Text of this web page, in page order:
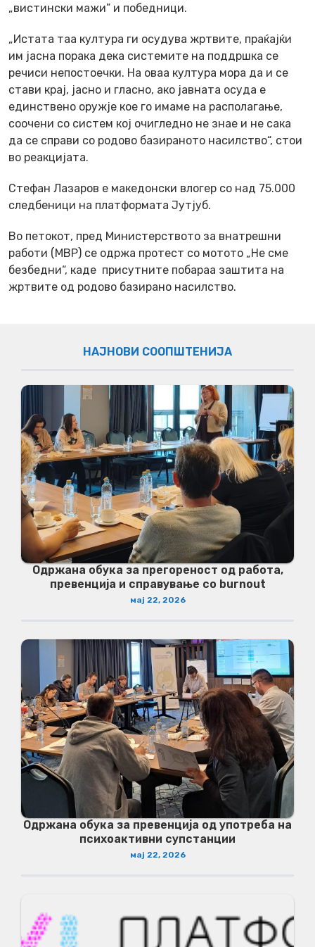
„вистински мажи” и победници.
„Истата таа култура ги осудува жртвите, праќајќи
им јасна порака дека системите на поддршка се
речиси непостоечки. На оваа култура мора да и се
стави крај, јасно и гласно, ако јавната осуда е
единствено оружје кое го имаме на располагање,
соочени со систем кој очигледно не знае и не сака
да се справи со родово базираното насилство“, стои
во реакцијата.
Стефан Лазаров е македонски влогер со над 75.000
следбеници на платформата Јутјуб.
Во петокот, пред Министерството за внатрешни
работи (МВР) се одржа протест со мотото „Не сме
безбедни“, каде присутните побараа заштита на
жртвите од родово базирано насилство.
НАЈНОВИ СООПШТЕНИЈА
Одржана обука за прегореност од работа,
превенција и справување со burnout
мај 22, 2026
Одржана обука за превенција од употреба на
психоактивни супстанции
мај 22, 2026